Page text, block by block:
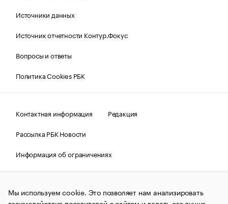
Источники данных
Источник отчетности Контур.Фокус
Вопросы и ответы
Политика Cookies РБК
Контактная информация
Редакция
Рассылка РБК Новости
Информация об ограничениях
Правовая информация
О соблюдении авторских прав
© АО «РОСБИЗНЕСКОНСАЛТИНГ»,1995–2026.Сообщения
и материалы информационного агентства «РБК»
Мы используем cookie. Это позволяет нам анализировать